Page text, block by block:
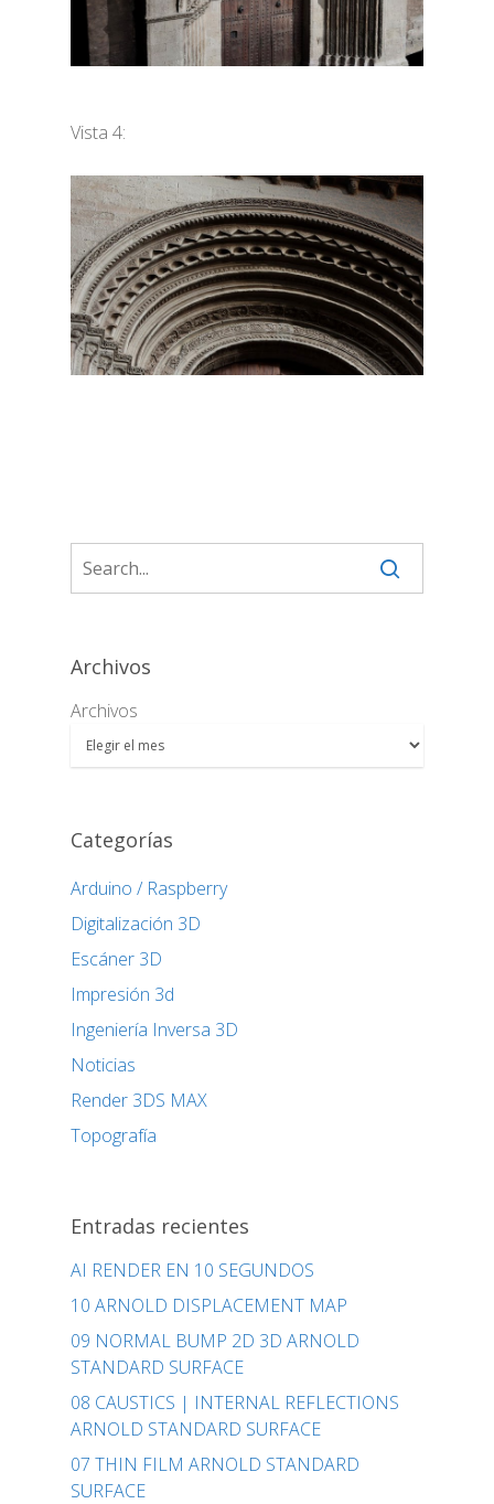
Vista 4:
Archivos
Archivos
Categorías
Arduino / Raspberry
Digitalización 3D
Escáner 3D
Impresión 3d
Ingeniería Inversa 3D
Noticias
Render 3DS MAX
Topografía
Entradas recientes
AI RENDER EN 10 SEGUNDOS
10 ARNOLD DISPLACEMENT MAP
09 NORMAL BUMP 2D 3D ARNOLD
STANDARD SURFACE
08 CAUSTICS | INTERNAL REFLECTIONS
ARNOLD STANDARD SURFACE
07 THIN FILM ARNOLD STANDARD
SURFACE